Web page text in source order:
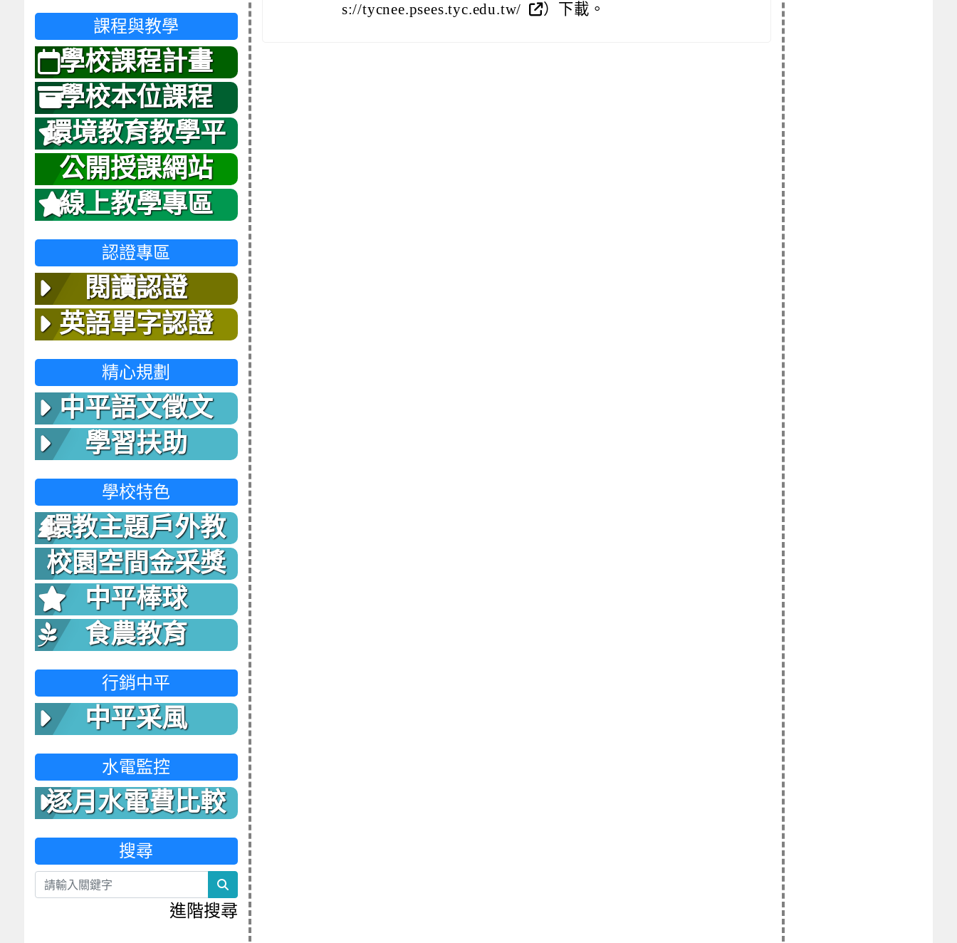
s://tycnee.psees.tyc.edu.tw/
）下載。
課程與教學
學校課程計畫
學校本位課程
環境教育教學平
台
公開授課網站
線上教學專區
認證專區
閱讀認證
英語單字認證
精心規劃
中平語文徵文
學習扶助
學校特色
環教主題戶外教
室
校園空間金采獎
中平棒球
食農教育
行銷中平
中平采風
水電監控
逐月水電費比較
表
搜尋
search
進階搜尋